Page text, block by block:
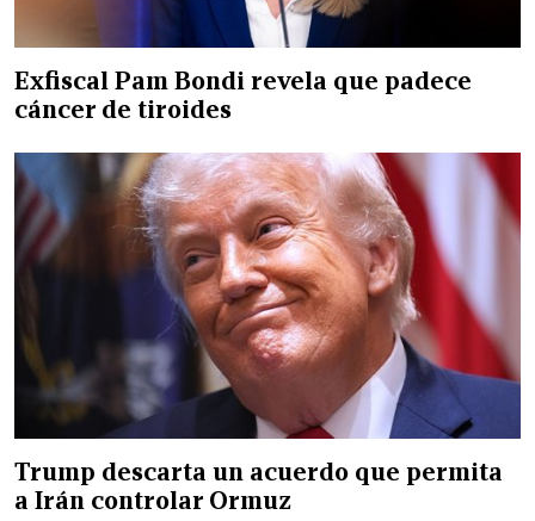
Exfiscal Pam Bondi revela que padece
cáncer de tiroides
Trump descarta un acuerdo que permita
a Irán controlar Ormuz